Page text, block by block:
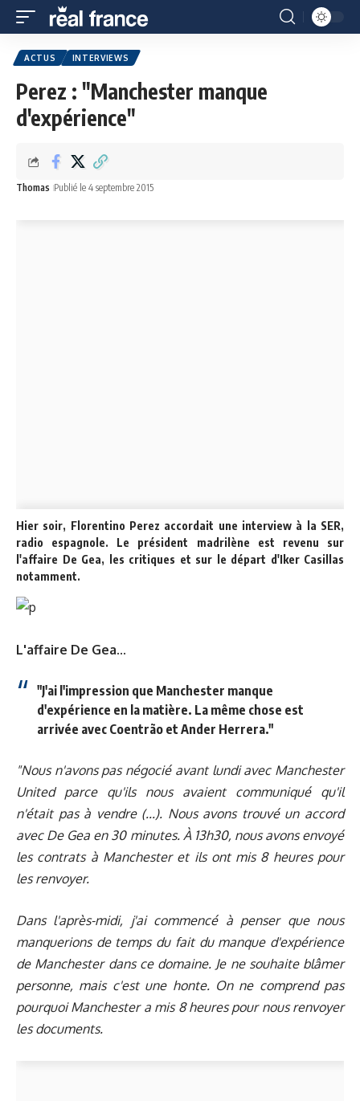
ACTUS INTERVIEWS
Perez : "Manchester manque
d'expérience"
Thomas Publié le 4 septembre 2015
Hier soir, Florentino Perez accordait une interview à la SER,
radio espagnole. Le président madrilène est revenu sur
l'affaire De Gea, les critiques et sur le départ d'Iker Casillas
notamment.
L'affaire De Gea...
"J'ai l'impression que Manchester manque
d'expérience en la matière. La même chose est
arrivée avec Coentrão et Ander Herrera."
"Nous n'avons pas négocié avant lundi avec Manchester
United parce qu'ils nous avaient communiqué qu'il
n'était pas à vendre (...). Nous avons trouvé un accord
avec De Gea en 30 minutes. À 13h30, nous avons envoyé
les contrats à Manchester et ils ont mis 8 heures pour
les renvoyer.
Dans l'après-midi, j'ai commencé à penser que nous
manquerions de temps du fait du manque d'expérience
de Manchester dans ce domaine. Je ne souhaite blâmer
personne, mais c'est une honte. On ne comprend pas
pourquoi Manchester a mis 8 heures pour nous renvoyer
les documents.